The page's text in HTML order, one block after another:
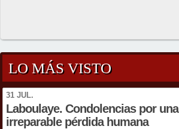
LO MÁS VISTO
31 JUL.
Laboulaye. Condolencias por una
irreparable pérdida humana